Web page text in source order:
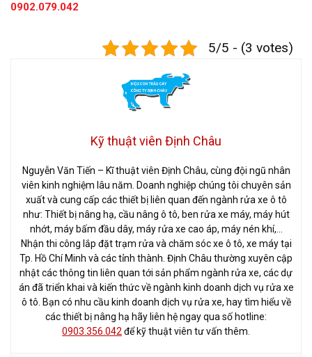
0902.079.042
5/5 - (3 votes)
Kỹ thuật viên Định Châu
Nguyễn Văn Tiến – Kĩ thuật viên Định Châu, cùng đội ngũ nhân
viên kinh nghiệm lâu năm. Doanh nghiệp chúng tôi chuyên sản
xuất và cung cấp các thiết bị liên quan đến ngành rửa xe ô tô
như: Thiết bị nâng hạ, cầu nâng ô tô, ben rửa xe máy, máy hút
nhớt, máy bấm đầu dây, máy rửa xe cao áp, máy nén khí,…
Nhận thi công lắp đặt trạm rửa và chăm sóc xe ô tô, xe máy tại
Tp. Hồ Chí Minh và các tỉnh thành. Định Châu thường xuyên cập
nhật các thông tin liên quan tới sản phẩm ngành rửa xe, các dự
án đã triển khai và kiến thức về ngành kinh doanh dịch vụ rửa xe
ô tô. Bạn có nhu cầu kinh doanh dịch vụ rửa xe, hay tìm hiểu về
các thiết bị nâng hạ hãy liên hệ ngay qua số hotline:
0903.356.042 để kỹ thuật viên tư vấn thêm.